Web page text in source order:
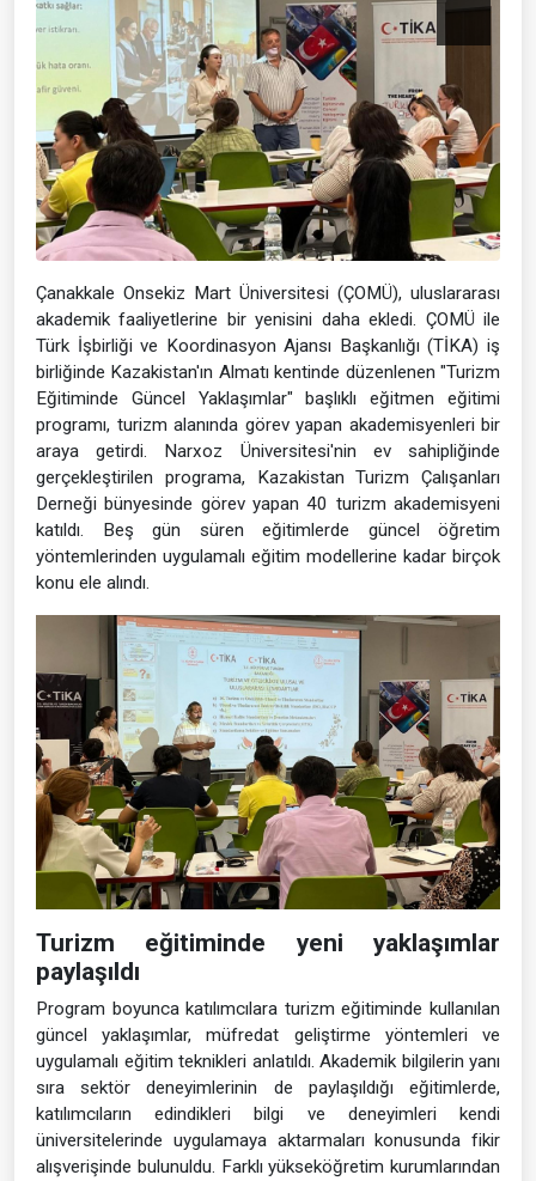
Çanakkale Onsekiz Mart Üniversitesi (ÇOMÜ), uluslararası
akademik faaliyetlerine bir yenisini daha ekledi. ÇOMÜ ile
Türk İşbirliği ve Koordinasyon Ajansı Başkanlığı (TİKA) iş
birliğinde Kazakistan'ın Almatı kentinde düzenlenen "Turizm
Eğitiminde Güncel Yaklaşımlar" başlıklı eğitmen eğitimi
programı, turizm alanında görev yapan akademisyenleri bir
araya getirdi. Narxoz Üniversitesi'nin ev sahipliğinde
gerçekleştirilen programa, Kazakistan Turizm Çalışanları
Derneği bünyesinde görev yapan 40 turizm akademisyeni
katıldı. Beş gün süren eğitimlerde güncel öğretim
yöntemlerinden uygulamalı eğitim modellerine kadar birçok
konu ele alındı.
Turizm eğitiminde yeni yaklaşımlar
paylaşıldı
Program boyunca katılımcılara turizm eğitiminde kullanılan
güncel yaklaşımlar, müfredat geliştirme yöntemleri ve
uygulamalı eğitim teknikleri anlatıldı. Akademik bilgilerin yanı
sıra sektör deneyimlerinin de paylaşıldığı eğitimlerde,
katılımcıların edindikleri bilgi ve deneyimleri kendi
üniversitelerinde uygulamaya aktarmaları konusunda fikir
alışverişinde bulunuldu. Farklı yükseköğretim kurumlarından